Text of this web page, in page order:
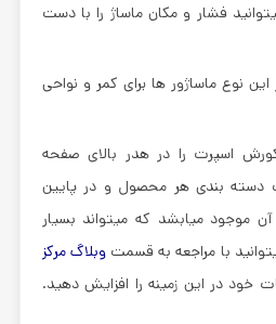
فشار و مکان ماساژ را با دست
این نوع ماساژور ها برای کمر و نواحی
اسپرت را در هدر بالای صفحه
دسته بندی هر محصول و در پایین
موجود میابشد که میتواند بسیار
با مراجعه به قسمت وبلاگ مرکز
خود در این زمینه را افزایش دهید.